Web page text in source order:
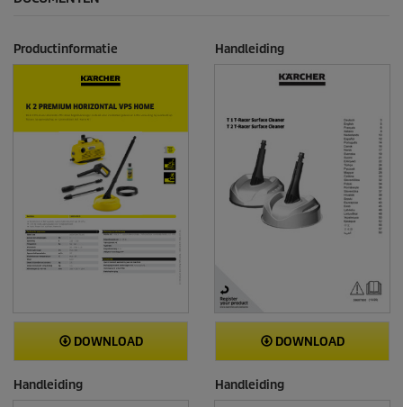
Productinformatie
DOWNLOAD
Handleiding
DOWNLOAD
Handleiding Handleiding